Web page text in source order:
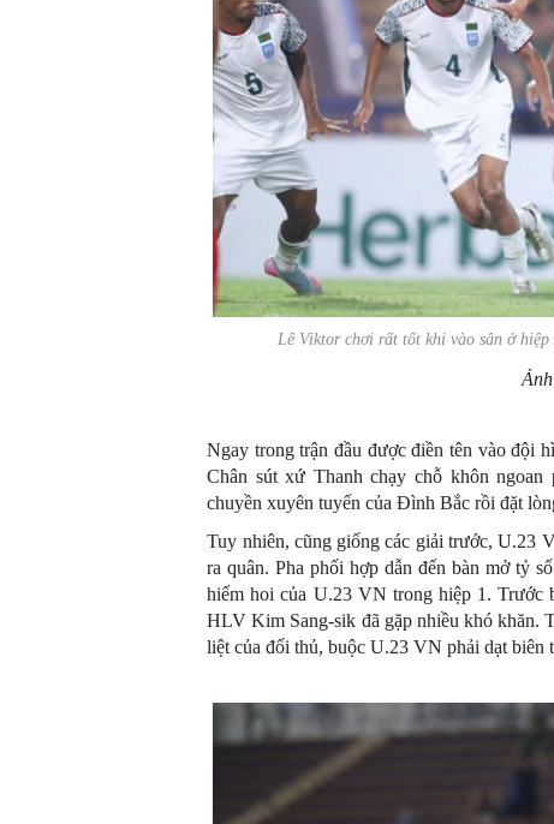
Lê Viktor chơi rất tốt khi vào sân ở
Ngay trong trận đầu được điền tên vào
Chân sút xứ Thanh chạy chỗ khôn
chuyền xuyên tuyến của Đình Bắc rồi đặt
Tuy nhiên, cũng giống các giải trước, U.23
ra quân. Pha phối hợp dẫn đến bàn mở tỷ
hiếm hoi của U.23 VN trong hiệp 1. Trước
HLV Kim Sang-sik đã gặp nhiều khó khăn.
liệt của đối thủ, buộc U.23 VN phải dạt biên